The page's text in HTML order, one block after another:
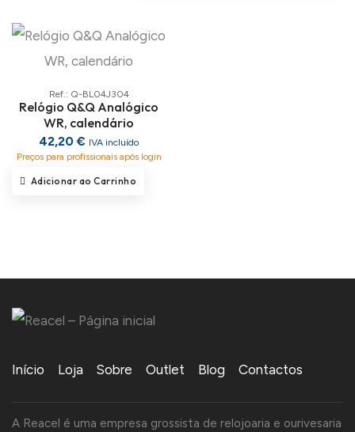
Ref.: Q-BL04J304
Relógio Q&Q Analógico
WR, calendário
42,20 € IVA incluído
Preços para profissionais após login
Adicionar ao Carrinho
Início Loja Sobre Outlet Blog Contactos
A Reacel é uma empresa grossista de relojoaria e ourivesaria